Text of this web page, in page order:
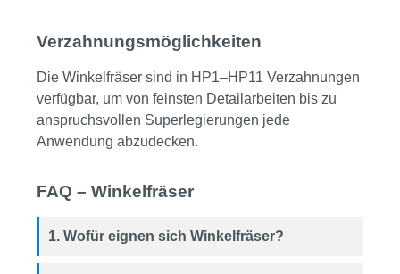
Verzahnungsmöglichkeiten
Die Winkelfräser sind in HP1–HP11 Verzahnungen
verfügbar, um von feinsten Detailarbeiten bis zu
anspruchsvollen Superlegierungen jede
Anwendung abzudecken.
FAQ – Winkelfräser
1. Wofür eignen sich Winkelfräser?